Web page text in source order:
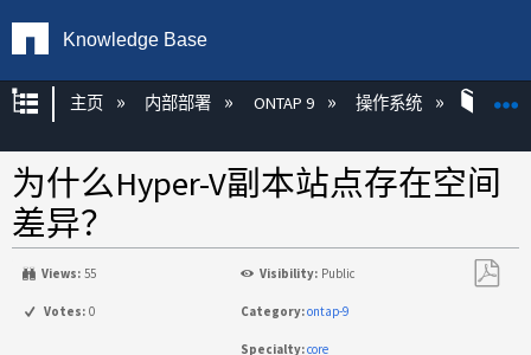
Knowledge Base
扩展/隐缩全局层次
主页 内部部署 ONTAP 9 操作系统
为什么Hyper-V副本站点存在空间
差异？
Views: 55 Visibility: Public
Votes: 0 Category:ontap-9
Specialty:core